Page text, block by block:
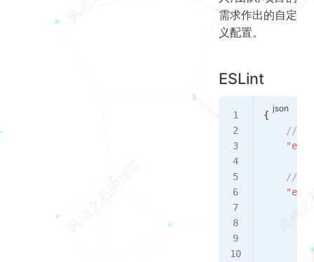
需求作出的自定
义配置。
ESLint
{
//
//